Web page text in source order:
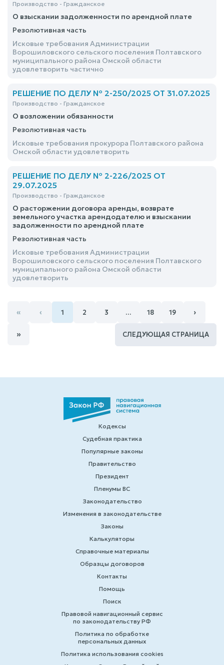
Производство - Гражданское
О взыскании задолженности по арендной плате
Резолютивная часть
Исковые требования Администрации
Ворошиловского сельского поселения Полтавского
муниципального района Омской области
удовлетворить частично
РЕШЕНИЕ ПО ДЕЛУ № 2-250/2025 ОТ 31.07.2025
Производство - Гражданское
О возложении обязанности
Резолютивная часть
Исковые требования прокурора Полтавского района
Омской области удовлетворить
РЕШЕНИЕ ПО ДЕЛУ № 2-226/2025 ОТ
29.07.2025
Производство - Гражданское
О расторжении договора аренды, возврате
земельного участка арендодателю и взыскании
задолженности по арендной плате
Резолютивная часть
Исковые требования Администрации
Ворошиловского сельского поселения Полтавского
муниципального района Омской области
удовлетворить
« ‹ 1 2 3 … 18 19 ›
» СЛЕДУЮЩАЯ СТРАНИЦА
Кодексы
Судебная практика
Популярные законы
Правительство
Президент
Пленумы ВС
Законодательство
Изменения в законодательстве
Законы
Калькуляторы
Справочные материалы
Образцы договоров
Контакты
Помощь
Поиск
Правовой навигационный сервис
по законодательству РФ
Политика по обработке
персональных данных
Политика использования cookies